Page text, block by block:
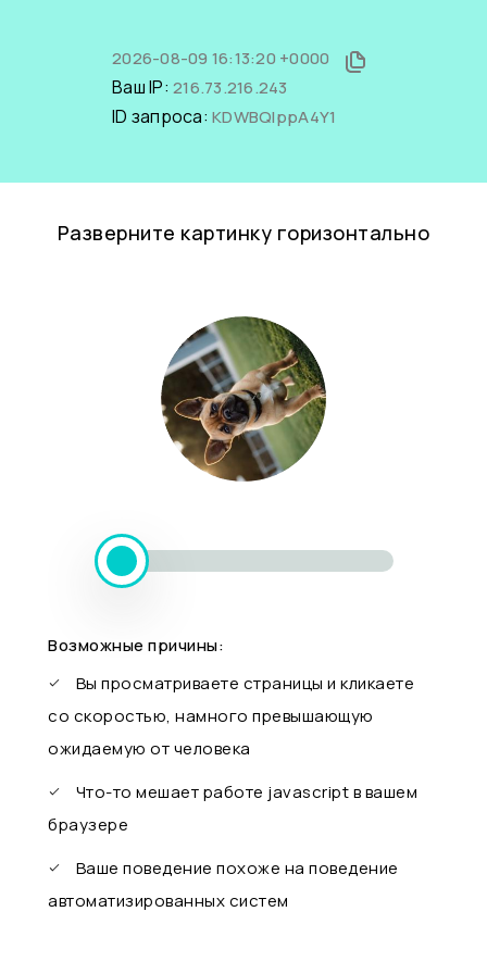
2026-08-09 16:13:20 +0000
Ваш IP: 216.73.216.243
ID запроса: KDWBQlppA4Y1
Разверните картинку горизонтально
Возможные причины:
Вы просматриваете страницы и кликаете
со скоростью, намного превышающую
ожидаемую от человека
Что-то мешает работе javascript в вашем
браузере
Ваше поведение похоже на поведение
автоматизированных систем